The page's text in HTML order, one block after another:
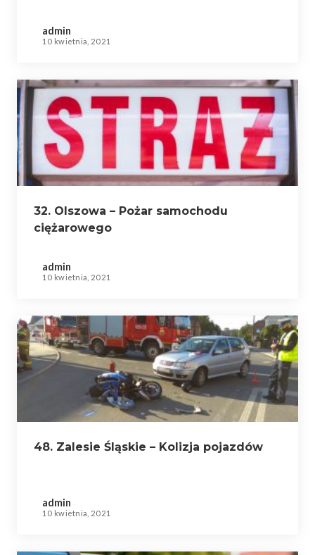
admin
10 kwietnia, 2021
32. Olszowa – Pożar samochodu
ciężarowego
admin
10 kwietnia, 2021
48. Zalesie Śląskie – Kolizja pojazdów
admin
10 kwietnia, 2021